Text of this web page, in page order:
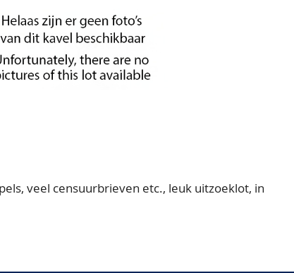
veel censuurbrieven etc., leuk uitzoeklot, in